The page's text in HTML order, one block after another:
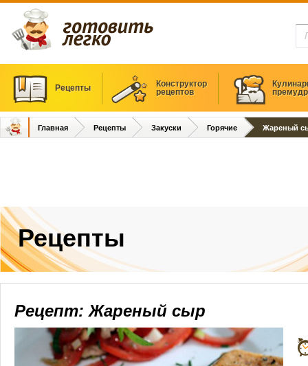
Рецепты
Конструктор
рецептов
Главная Рецепты Закуски Горячие Жареный
Рецепты
Рецепт: Жареный сыр